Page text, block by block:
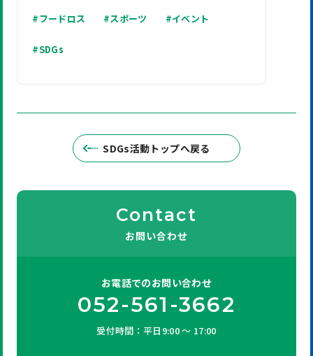
#フードロス #スポーツ #イベント
#SDGs
SDGs活動トップへ戻る
Contact
お問い合わせ
お電話でのお問い合わせ
052-561-3662
受付時間：平日9:00 ～ 17:00